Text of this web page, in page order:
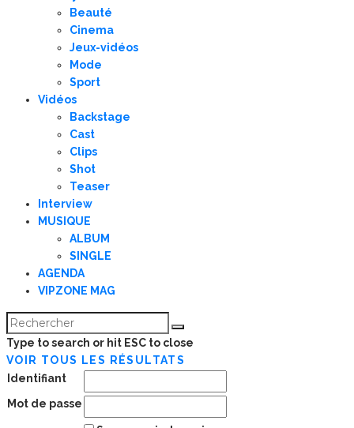
Beauté
Cinema
Jeux-vidéos
Mode
Sport
Vidéos
Backstage
Cast
Clips
Shot
Teaser
Interview
MUSIQUE
ALBUM
SINGLE
AGENDA
VIPZONE MAG
Type to search or hit ESC to close
VOIR TOUS LES RÉSULTATS
Identifiant
Mot de passe